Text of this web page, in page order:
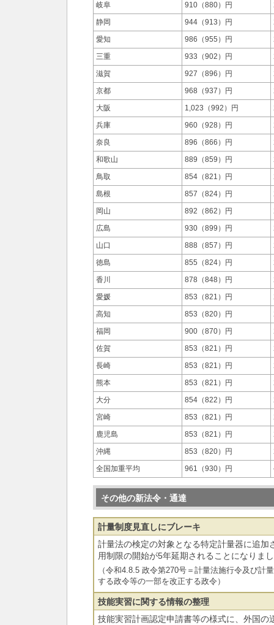
岐阜
910（880）円
静岡
944（913）円
愛知
986（955）円
三重
933（902）円
滋賀
927（896）円
京都
968（937）円
大阪
1,023（992）円
兵庫
960（928）円
奈良
896（866）円
和歌山
889（859）円
鳥取
854（821）円
島根
857（824）円
岡山
892（862）円
広島
930（899）円
山口
888（857）円
徳島
855（824）円
香川
878（848）円
愛媛
853（821）円
高知
853（820）円
福岡
900（870）円
佐賀
853（821）円
長崎
853（821）円
熊本
853（821）円
大分
854（822）円
宮崎
853（821）円
鹿児島
853（821）円
沖縄
853（820）円
全国加重平均
961（930）円
その他の新法令・通達
計量制度見直しにブレーキ
計量法の検定の対象となる特定計量器に追加
用制限の開始が5年延期されることになりま
（令和4.8.5 政令第270号＝計量法施行令及び計
する政令等の一部を改正する政令）
技能実習に関する情報の整理
技能実習計画認定申請書等の様式に、外国の